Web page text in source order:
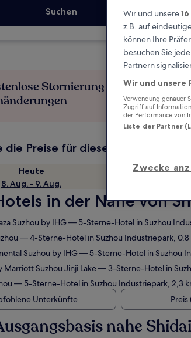
Suchen
Stornierung bei
Preise für diese Daten
Heute
8. Aug. - 9. Aug.
in der Nähe von
Suzhou by IHG— 5-Sterne-Hotel in Suzhou
— 4-Sterne-Hotel in Suzhou Industriepark,
Suzhou by IHG— 5-Sterne-Hotel in Suzhou
Marriott Suzhou Jinji Lake— 3-Sterne-Hotel in
— 5-Sterne-Hotel in Suzhou Industriepark, 2,3
Unterkünfte
nahe
Wir und unsere16
z.B. auf
können Ihre
besuchen Sie
Partnern
Wir und unsere
Verwendung genauer
Zugriff auf
der Performance von
Liste der Partner
Zwecke